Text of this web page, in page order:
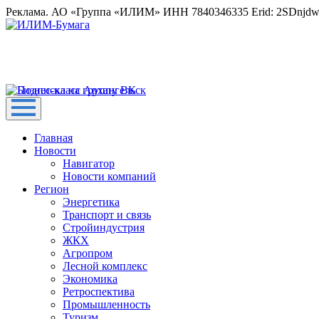
Реклама. АО «Группа «ИЛИМ» ИНН 7840346335 Erid:
Главная
Новости
Навигатор
Новости компаний
Регион
Энергетика
Транспорт и связь
Стройиндустрия
ЖКХ
Агропром
Лесной комплекс
Экономика
Ретроспектива
Промышленность